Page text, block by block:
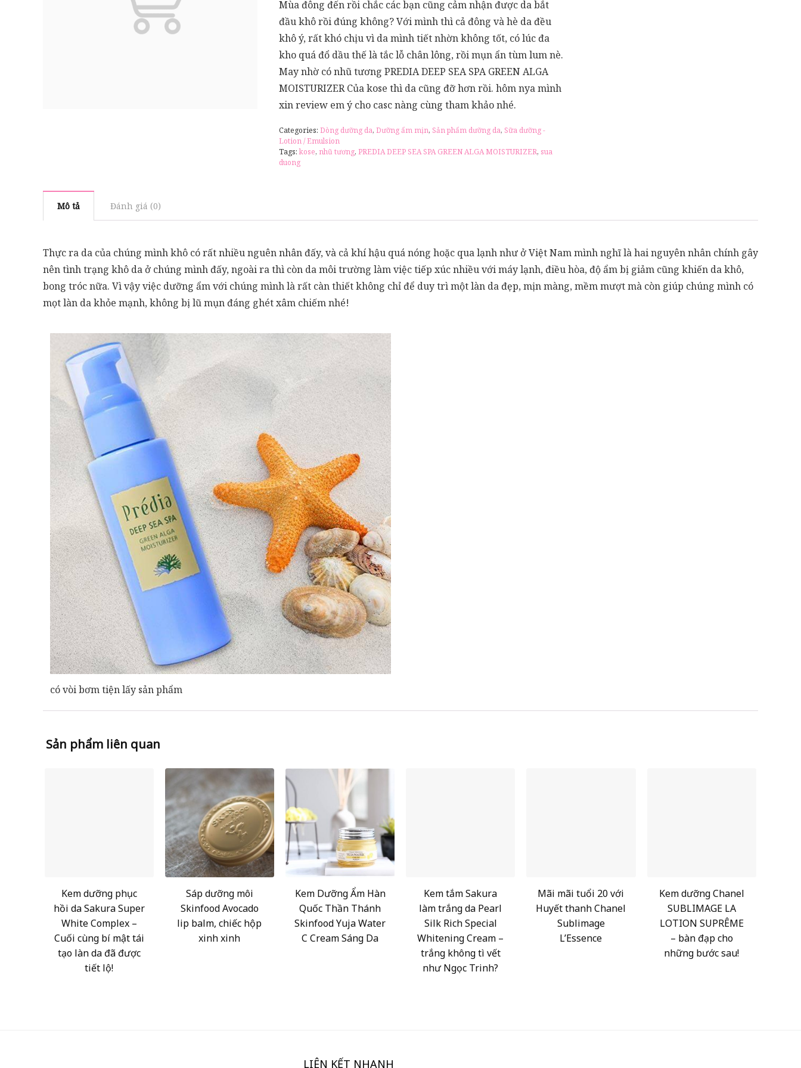
Mùa đông đến rồi chắc các bạn cũng cảm nhận được da bắt
đầu khô rồi đúng không? Với mình thì cả đông và hè da đều
khô ý, rất khó chịu vì da mình tiết nhờn không tốt, có lúc đa
kho quá đổ dầu thế là tắc lỗ chân lông, rồi mụn ẩn tùm lum nè.
May nhờ có nhũ tương PREDIA DEEP SEA SPA GREEN ALGA
MOISTURIZER Của kose thì da cũng đỡ hơn rồi. hôm nya mình
xin review em ý cho casc nàng cùng tham khảo nhé.
Categories: Dòng dưỡng da, Dưỡng ẩm mịn, Sản phẩm dưỡng da, Sữa dưỡng -
Lotion / Emulsion
Tags:kose, nhũ tương, PREDIA DEEP SEA SPA GREEN ALGA MOISTURIZER, sua
duong
Mô tả Đánh giá (0)
Thực ra da của chúng mình khô có rất nhiều nguên nhân đấy, và cả khí hậu quá nóng hoặc qua lạnh như ở Việt Nam mình nghĩ là hai nguyên nhân chính gây
nên tình trạng khô da ở chúng mình đấy, ngoài ra thì còn da môi trường làm việc tiếp xúc nhiều với máy lạnh, điều hòa, độ ẩm bị giảm cũng khiến da khô,
bong tróc nữa. Vì vậy việc dưỡng ẩm với chúng mình là rất càn thiết không chỉ để duy trì một làn da đẹp, mịn màng, mềm mượt mà còn giúp chúng mình có
mọt làn da khỏe mạnh, không bị lũ mụn đáng ghét xâm chiếm nhé!
có vòi bơm tiện lấy sản phẩm
Sản phẩm liên quan
Kem dưỡng phục
hồi da Sakura Super
White Complex –
Cuối cùng bí mật tái
tạo làn da đã được
tiết lộ!
Sáp dưỡng môi
Skinfood Avocado
lip balm, chiếc hộp
xinh xinh
Kem Dưỡng Ẩm Hàn
Quốc Thần Thánh
Skinfood Yuja Water
C Cream Sáng Da
Kem tắm Sakura
làm trắng da Pearl
Silk Rich Special
Whitening Cream –
trắng không tì vết
như Ngọc Trinh?
Mãi mãi tuổi 20 với
Huyết thanh Chanel
Sublimage
L’Essence
Kem dưỡng Chanel
SUBLIMAGE LA
LOTION SUPRÊME
– bàn đạp cho
những bước sau!
LIÊN KẾT NHANH